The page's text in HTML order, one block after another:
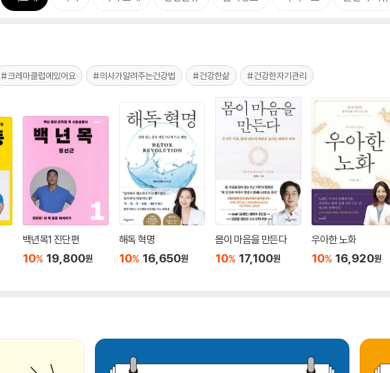
#크레마클럽에있어요 #의사가알려주는건강법 #건강한삶 #건강한자기관리
백년목1 진단편
10% 19,800원
해독 혁명
10% 16,650원
몸이 마음을 만든다
10% 17,100원
우아한 노화
10% 16,920원